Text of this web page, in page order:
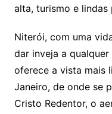
alta, turismo e lindas
Niterói, com uma
dar inveja a
oferece a vista mais
Janeiro, de onde se
Cristo Redentor, o